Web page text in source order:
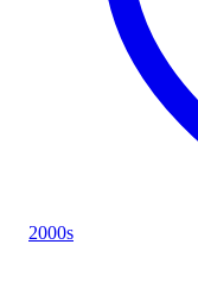
2000s